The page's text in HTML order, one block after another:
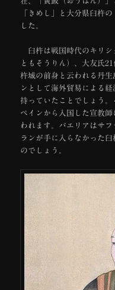
「きめし」と大分県臼杵
した。
臼杵は戦国時代のキリシ
ともそうりん）、大友氏
杵城の前身と云われる丹
ンとして海外貿易による
持っていたことでしょう
ペインから入国した宣教
われます。パエリアはサ
ランが手に入らなかった
のでしょう。